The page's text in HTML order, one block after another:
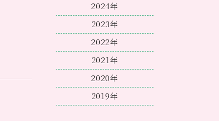
まっ
、今回
より教
アン
。
す
2024年
2023年
2022年
2021年
2020年
2019年